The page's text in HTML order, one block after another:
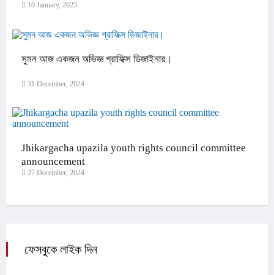
10 January, 2025
সুমন আজ একজন অভিজ্ঞ গ্রাফিক্স ডিজাইনার।
31 December, 2024
Jhikargacha upazila youth rights council committee
announcement
27 December, 2024
ফেসবুকে লাইক দিন